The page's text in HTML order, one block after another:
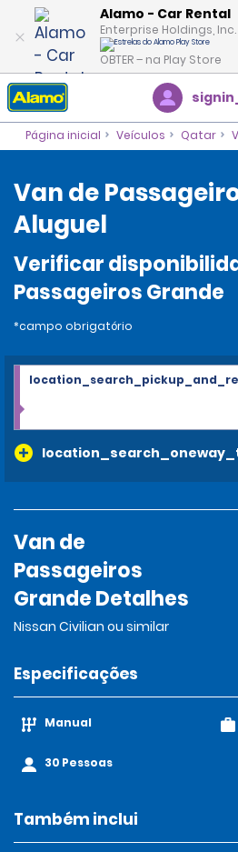
Alamo - Car Rental
Enterprise Holdings, Inc.
OBTER – na Play Store
Página inicial Veículos Qatar
Van de
Aluguel
Verificar
Passageiros Grande
*campo obrigatório
Van de
Passageiros
Grande Detalhes
Nissan Civilian ou similar
Especificações
Manual
30 Pessoas
Também inclui